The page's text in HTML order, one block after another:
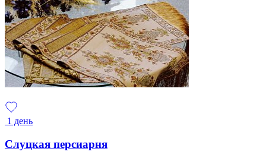
1 день
Слуцкая персиарня